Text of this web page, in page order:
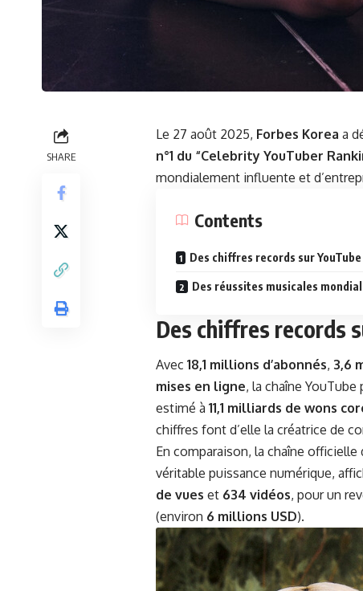
SHARE
Le 27 août 2025, Forbes Korea a
n°1 du “Celebrity YouTuber
mondialement influente et
Contents
Des chiffres records sur YouTube
Des réussites musicales
Des chiffres records
Avec18,1 millions d’abonnés, 3,6
mises en ligne, la chaîne
estimé à11,1 milliards de wons
chiffres font d’elle la créatrice de
En comparaison, la chaîne officielle
véritable puissance numérique,
de vues et 634 vidéos, pour un
(environ 6 millions USD).